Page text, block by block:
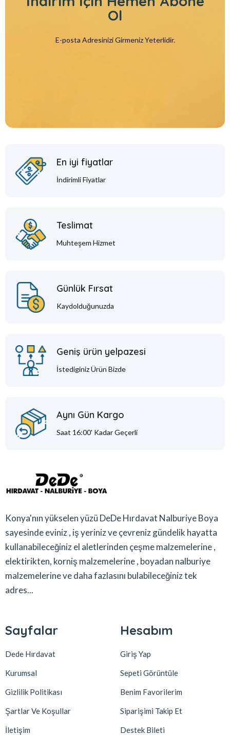
Ol
E-posta Adresinizi Girmeniz Yeterlidir.
En iyi fiyatlar
İndirimli Fiyatlar
Teslimat
Muhteşem Hizmet
Günlük Fırsat
Kaydolduğunuzda
Geniş ürün yelpazesi
İstediginiz Ürün Bizde
Aynı Gün Kargo
Saat 16:00' Kadar Geçerli
Konya'nın yükselen yüzü DeDe Hırdavat Nalburiye Boya
sayesinde eviniz , iş yeriniz ve çevreniz gündelik hayatta
kullanabileceğiniz el aletlerinden çeşme malzemelerine ,
elektirikten, korniş malzemelerine , boyadan nalburiye
malzemelerine ve daha fazlasını bulabileceğiniz tek
adres...
Sayfalar
Dede Hırdavat
Kurumsal
Gizlilik Politikası
Şartlar Ve Koşullar
İletişim
Hesabım
Giriş Yap
Sepeti Görüntüle
Benim Favorilerim
Siparişimi Takip Et
Destek Bileti